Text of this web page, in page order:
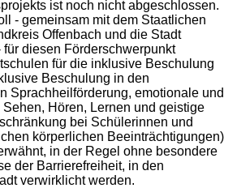
ist noch nicht abgeschlossen.
- gemeinsam mit dem Staatlichen
Offenbach und die Stadt
für diesen Förderschwerpunkt
für die inklusive Beschulung
Beschulung in den
Sprachheilförderung, emotionale und
Hören, Lernen und geistige
bei Schülerinnen und
körperlichen Beeinträchtigungen)
in der Regel ohne besondere
der Barrierefreiheit, in den
verwirklicht werden.